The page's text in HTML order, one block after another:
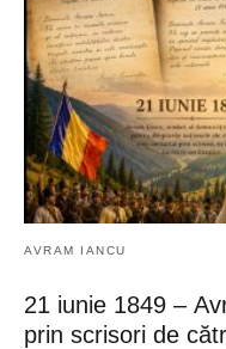
AVRAM IANCU
21 iunie 1849 –
prin scrisori de